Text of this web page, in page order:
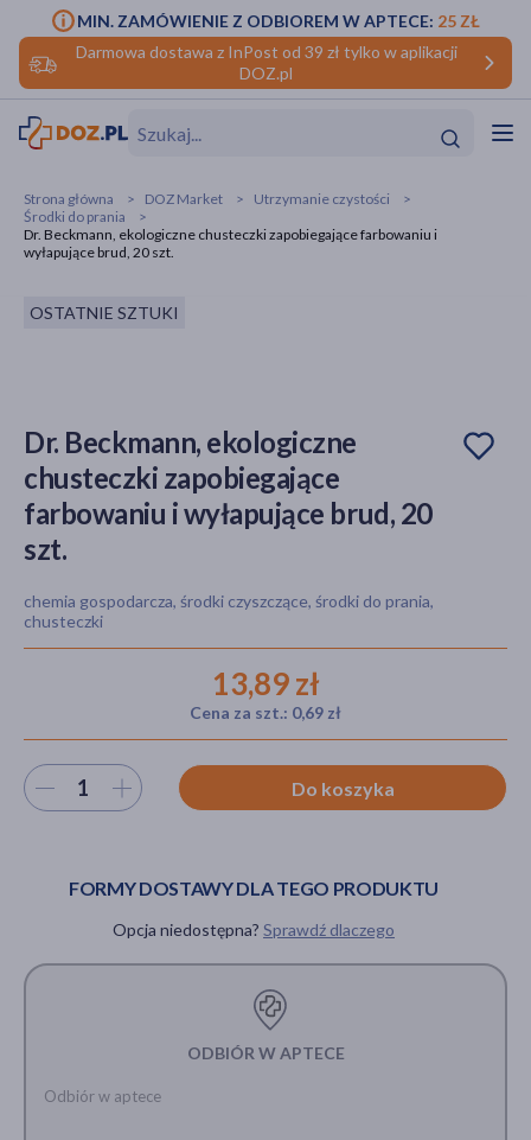
Darmowa dostawa z InPost od 39 zł tylko w aplikacji
DOZ.pl
MIN. ZAMÓWIENIE Z ODBIOREM W APTECE: 25 ZŁ
Hit
Strona główna DOZ Market
Utrzymanie czystości
Środki do prania
Dr. Beckmann, ekologiczne chusteczki zapobiegające farbowaniu i
wyłapujące brud, 20 szt.
OSTATNIE SZTUKI
Dr. Beckmann, ekologiczne
chusteczki zapobiegające
farbowaniu i wyłapujące brud, 20
szt.
chemia gospodarcza, środki czyszczące, środki do prania,
chusteczki
13,89 zł
Cena za szt.: 0,69 zł
Wybierz ilość Do koszyka
FORMY DOSTAWY DLA TEGO PRODUKTU
Opcja niedostępna? Sprawdź dlaczego
ODBIÓR W APTECE
Odbiór w aptece